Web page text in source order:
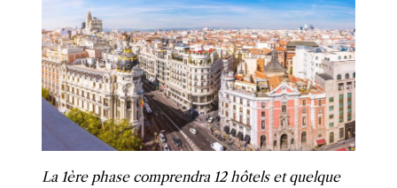
La 1ère phase comprendra 12 hôtels et quelque